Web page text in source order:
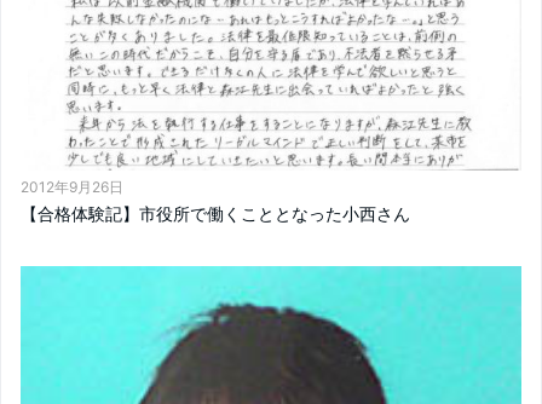
2012年9月26日
【合格体験記】市役所で働くこととなった小西さん